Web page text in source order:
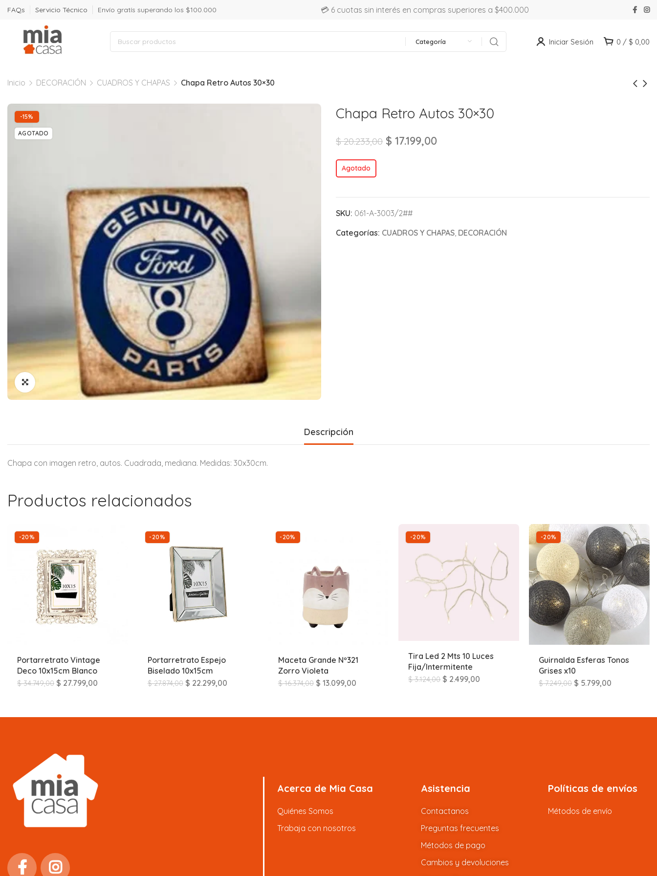
FAQs Servicio Técnico Envío gratís superando los $100.000 💳 6 cuotas sin interés en compras superiores a $400.000
Categoría Iniciar Sesión 0 / $ 0,00
Inicio DECORACIÓN CUADROS Y CHAPAS Chapa Retro Autos 30×30
-15%
AGOTADO
Chapa Retro Autos 30×30
$20.233,00 $ 17.199,00
Agotado
SKU: 061-A-3003/2##
Categorías: CUADROS Y CHAPAS DECORACIÓN
Descripción
Chapa con imagen retro, autos. Cuadrada, mediana. Medidas: 30x30cm.
Productos relacionados
-20%
Portarretrato Vintage
Deco 10x15cm Blanco
$34.749,00 $ 27.799,00
-20%
Portarretrato Espejo
Biselado 10x15cm
$27.874,00 $ 22.299,00
-20%
Maceta Grande Nº321
Zorro Violeta
$16.374,00 $ 13.099,00
-20%
Tira Led 2 Mts 10 Luces
Fija/Intermitente
$3.124,00 $ 2.499,00
-20%
Guirnalda Esferas Tonos
Grises x10
$7.249,00 $ 5.799,00
Acerca de Mia Casa
Quiénes Somos
Trabaja con nosotros
Asistencia
Contactanos
Preguntas frecuentes
Métodos de pago
Cambios y devoluciones
Políticas de envíos
Métodos de envío